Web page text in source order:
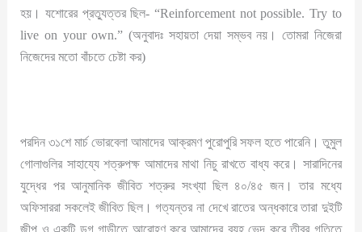
হয়। যশোরের প্রত্যুত্তর ছিল- “Reinforcement not possible. Try to
live on your own.” (অনুবাদঃ সহায়তা দেয়া সম্ভব নয়। তোমরা নিজেরা
নিজেদের মতো বাঁচতে চেষ্টা কর)
পরদিন ৩১শে মার্চ ভোরবেলা আমাদের আক্রমণ পুরোপুরি সফল হতে পারেনি। তুমুল
গোলাগুলির সাহায্যে শত্রুপক্ষ আমাদের মাথা নিচু রাখতে বাধ্য করে। সারাদিনের
যুদ্ধের পর আনুমানিক জীবিত শত্রুর সংখ্যা ছিল ৪০/৪৫ জন। তার মধ্যে
অফিসাররা সকলেই জীবিত ছিল। গত্যন্তর না দেখে রাতের অন্ধকারে তারা দুইটি